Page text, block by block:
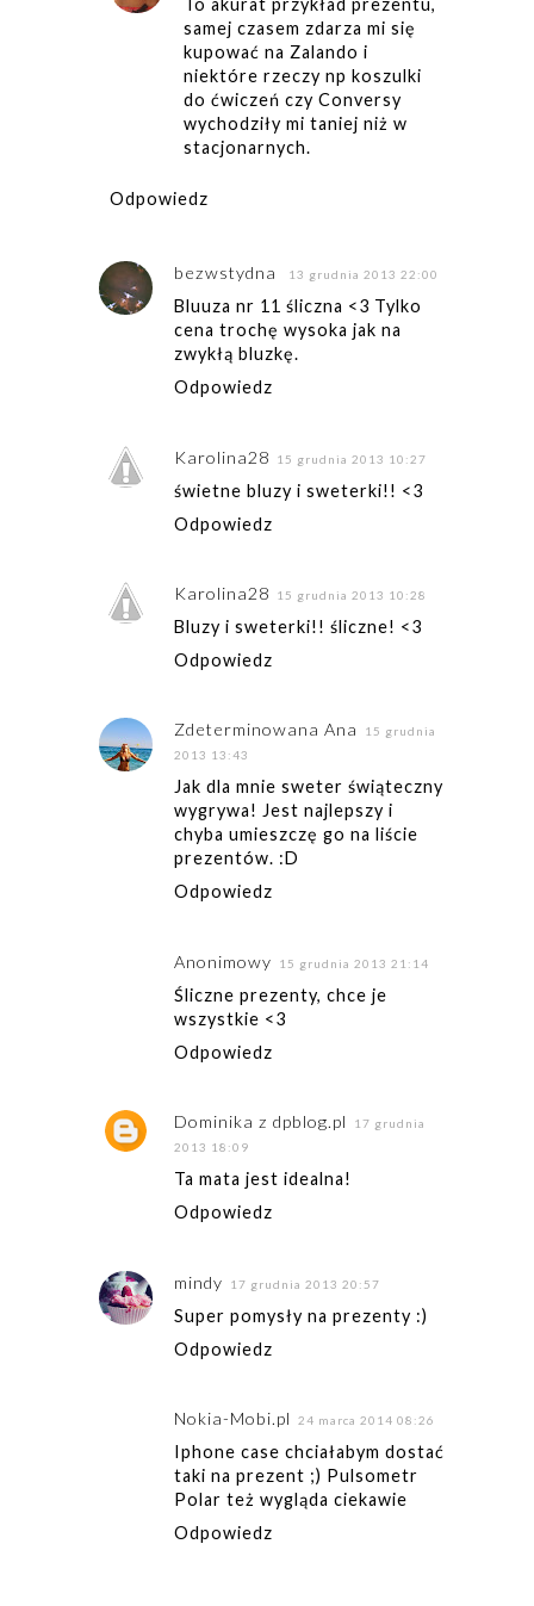
samej czasem zdarza mi się
kupować na Zalando i
niektóre rzeczy np koszulki
do ćwiczeń czy Conversy
wychodziły mi taniej niż w
stacjonarnych.
Odpowiedz
bezwstydna 13 grudnia 2013 22:00
Bluuza nr 11 śliczna <3 Tylko
cena trochę wysoka jak na
zwykłą bluzkę.
Odpowiedz
Karolina28 15 grudnia 2013 10:27
świetne bluzy i sweterki!! <3
Odpowiedz
Karolina28 15 grudnia 2013 10:28
Bluzy i sweterki!! śliczne! <3
Odpowiedz
Zdeterminowana Ana
15 grudnia
2013 13:43
Jak dla mnie sweter świąteczny
wygrywa! Jest najlepszy i
chyba umieszczę go na liście
prezentów. :D
Odpowiedz
Anonimowy 15 grudnia 2013 21:14
Śliczne prezenty, chce je
wszystkie <3
Odpowiedz
Dominika z dpblog.pl
17 grudnia
2013 18:09
Ta mata jest idealna!
Odpowiedz
mindy 17 grudnia 2013 20:57
Super pomysły na prezenty :)
Odpowiedz
Nokia-Mobi.pl 24 marca 2014 08:26
Iphone case chciałabym dostać
taki na prezent ;) Pulsometr
Polar też wygląda ciekawie
Odpowiedz